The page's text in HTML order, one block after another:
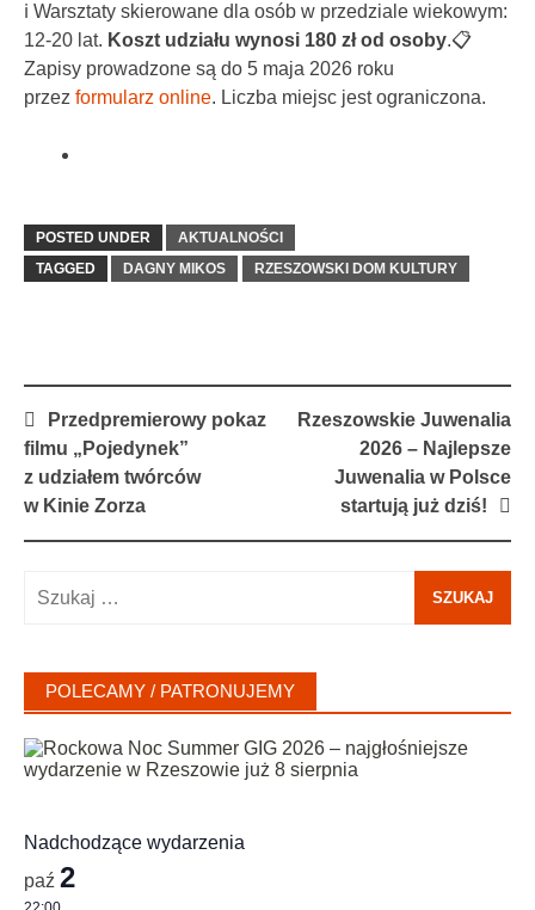
ℹ️ Warsztaty skierowane dla osób w przedziale wiekowym:
12-20 lat. Koszt udziału wynosi 180 zł od osoby.📋
Zapisy prowadzone są do 5 maja 2026 roku
przez formularz online. Liczba miejsc jest ograniczona.
POSTED UNDER
AKTUALNOŚCI
TAGGED
DAGNY MIKOS RZESZOWSKI DOM KULTURY
Post
navigation
Przedpremierowy pokaz
filmu „Pojedynek”
z udziałem twórców
w Kinie Zorza
Rzeszowskie Juwenalia
2026 – Najlepsze
Juwenalia w Polsce
startują już dziś!
POLECAMY / PATRONUJEMY
Nadchodzące wydarzenia
paź 2